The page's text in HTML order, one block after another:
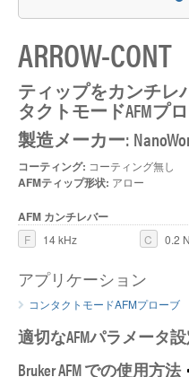
ARROW-CONT
ティップをカンチレ
タクトモードAFMプ
製造メーカー:
コーティング: コーティング無し
AFMティップ形状: アロー
AFM カンチレバー
F 14 kHz C 0.2
アプリケーション
コンタクトモードAFMプローブ
適切なAFMパラメータ
Bruker AFM での使用方法